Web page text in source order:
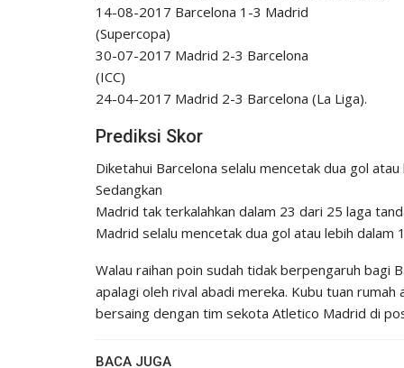
14-08-2017 Barcelona 1-3 Madrid
(Supercopa)
30-07-2017 Madrid 2-3 Barcelona
(ICC)
24-04-2017 Madrid 2-3 Barcelona (La Liga).
Prediksi Skor
Diketahui Barcelona selalu mencetak dua gol
Sedangkan
Madrid tak terkalahkan dalam 23 dari 25 laga
Madrid selalu mencetak dua gol atau lebih dalam
Walau raihan poin sudah tidak berpengaruh bagi
apalagi oleh rival abadi mereka. Kubu tuan
bersaing dengan tim sekota Atletico Madrid di
BACA JUGA